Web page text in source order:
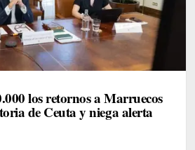
los retornos a Marruecos
de Ceuta y niega alerta